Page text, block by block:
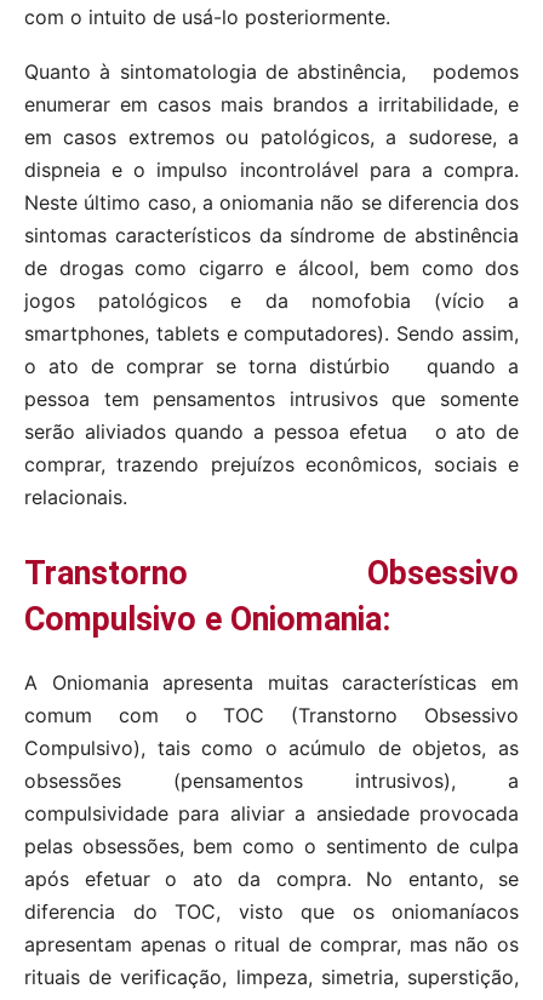
com o intuito de usá-lo posteriormente.
Quanto à sintomatologia de abstinência,
podemos
enumerar em casos mais brandos a irritabilidade, e
em casos extremos ou patológicos, a sudorese, a
dispneia e o impulso incontrolável para a compra.
Neste último caso, a oniomania não se diferencia dos
sintomas característicos da síndrome de abstinência
de drogas como cigarro e álcool, bem como dos
jogos patológicos e da nomofobia (vício a
smartphones, tablets e computadores). Sendo assim,
o ato de comprar se torna distúrbio
quando a
pessoa tem pensamentos intrusivos que somente
serão aliviados quando a pessoa efetua
o ato de
comprar, trazendo prejuízos econômicos, sociais e
relacionais.
Transtorno Obsessivo
Compulsivo e Oniomania:
A Oniomania apresenta muitas características em
comum com o TOC (Transtorno Obsessivo
Compulsivo), tais como o acúmulo de objetos, as
obsessões (pensamentos intrusivos), a
compulsividade para aliviar a ansiedade provocada
pelas obsessões, bem como o sentimento de culpa
após efetuar o ato da compra. No entanto, se
diferencia do TOC, visto que os oniomaníacos
apresentam apenas o ritual de comprar, mas não os
rituais de verificação, limpeza, simetria, superstição,